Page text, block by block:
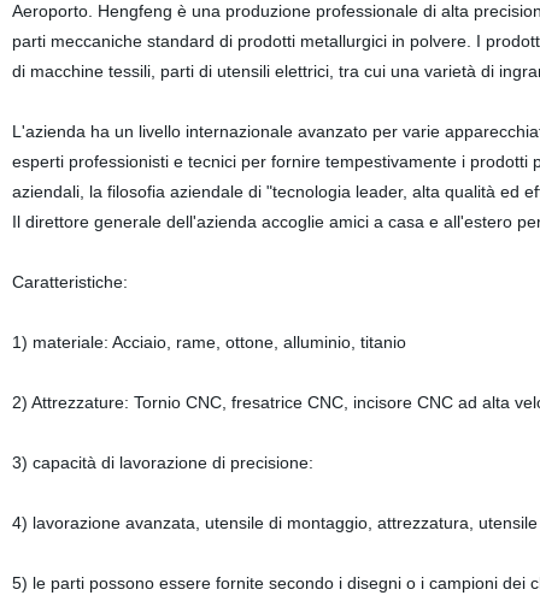
Aeroporto. Hengfeng è una produzione professionale di alta
parti meccaniche standard di prodotti metallurgici in polvere. I
di macchine tessili, parti di utensili elettrici, tra cui una varietà di
L'azienda ha un livello internazionale avanzato per varie
esperti professionisti e tecnici per fornire tempestivamente i
aziendali, la filosofia aziendale di "tecnologia leader, alta qualità ed
Il direttore generale dell'azienda accoglie amici a casa e all'estero
Caratteristiche:
1) materiale: Acciaio, rame, ottone, alluminio, titanio
2) Attrezzature: Tornio CNC, fresatrice CNC, incisore CNC ad alta
3) capacità di lavorazione di precisione:
4) lavorazione avanzata, utensile di montaggio, attrezzatura,
5) le parti possono essere fornite secondo i disegni o i campioni dei